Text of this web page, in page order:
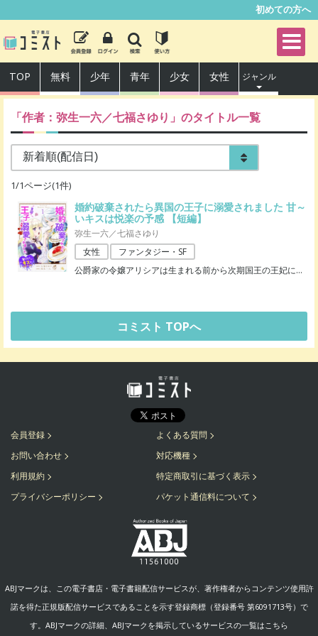
初めての方へ
TOP 無料 少年 青年 少女 女性 ジャンル
「作者： 弥生一六／七福さゆり 」のタイトル一覧
1/1ページ(1件)
婚約破棄されたら異国の王子に溺愛されました 甘～
いキスは悦楽の予感 【短編】
弥生一六／七福さゆり
女性
ファンタジー・SF
公爵家の令嬢アリシアは生まれる前から次期国王の王妃に…
コミスト TOPへ
会員登録
よくある質問
お問い合わせ
対応機種
利用規約
特定商取引に基づく表示
プライバシーポリシー
パケット通信料について
ABJマークは、この電子書店・電子書籍配信サービスが、著作権者からコンテンツ使用許
諾を得た正規版配信サービスであることを示す登録商標（登録番号 第6091713号）で
す。ABJマークの詳細、ABJマークを掲示しているサービスの一覧はこちら